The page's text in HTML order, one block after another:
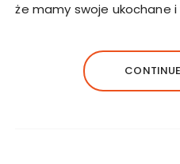
że mamy swoje ukochane